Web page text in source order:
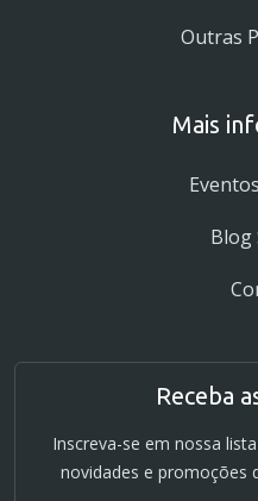
Outras
Mais
Blog
Receba
Inscreva-se em nossa
novidades e promoções